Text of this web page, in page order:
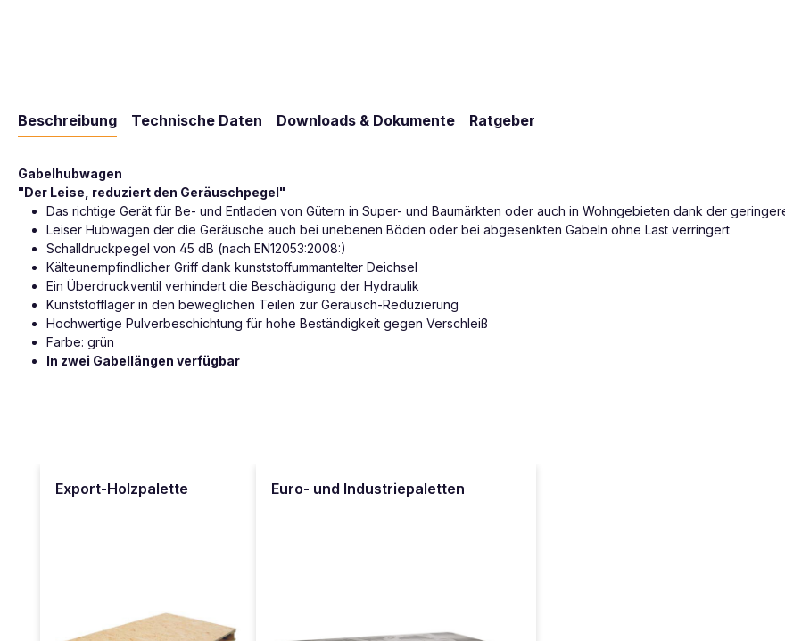
Beschreibung Technische Daten Downloads & Dokumente Ratgeber
Gabelhubwagen
"Der Leise, reduziert den Geräuschpegel"
Das richtige Gerät für Be- und Entladen von Gütern in Super- und Baumärkten oder auch in Wohngebieten dank der
Leiser Hubwagen der die Geräusche auch bei unebenen Böden oder bei abgesenkten Gabeln ohne Last verringert
Schalldruckpegel von 45 dB (nach EN12053:2008:)
Kälteunempfindlicher Griff dank kunststoffummantelter Deichsel
Ein Überdruckventil verhindert die Beschädigung der Hydraulik
Kunststofflager in den beweglichen Teilen zur Geräusch-Reduzierung
Hochwertige Pulverbeschichtung für hohe Beständigkeit gegen Verschleiß
Farbe: grün
In zwei Gabellängen verfügbar
Export-Holzpalette Euro- und Industriepaletten